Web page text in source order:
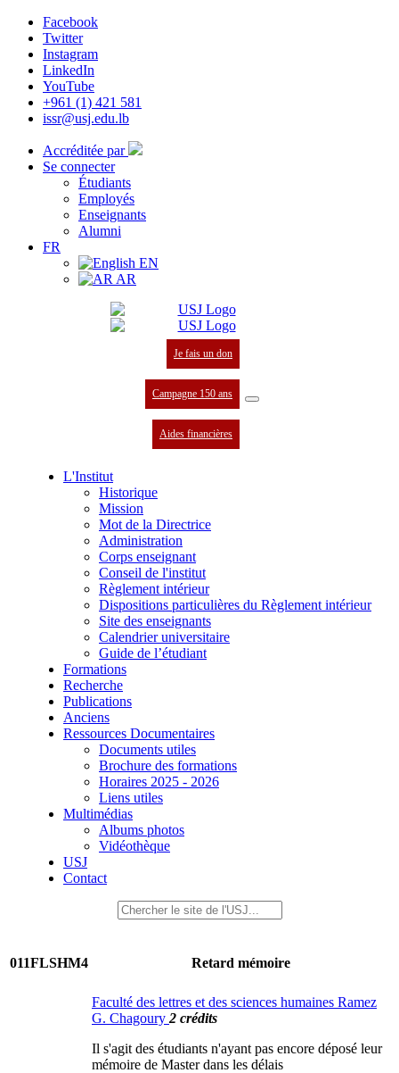
Facebook
Twitter
Instagram
LinkedIn
YouTube
+961 (1) 421 581
issr@usj.edu.lb
Accréditée par
Se connecter
Étudiants
Employés
Enseignants
Alumni
FR
EN
AR
Je fais un don
Campagne 150 ans
Aides financières
L'Institut
Historique
Mission
Mot de la Directrice
Administration
Corps enseignant
Conseil de l'institut
Règlement intérieur
Dispositions particulières du Règlement intérieur
Site des enseignants
Calendrier universitaire
Guide de l’étudiant
Formations
Recherche
Publications
Anciens
Ressources Documentaires
Documents utiles
Brochure des formations
Horaires 2025 - 2026
Liens utiles
Multimédias
Albums photos
Vidéothèque
USJ
Contact
011FLSHM4 Retard mémoire
Faculté des lettres et des sciences humaines Ramez
G. Chagoury 2 crédits
Il s'agit des étudiants n'ayant pas encore déposé leur
mémoire de Master dans les délais